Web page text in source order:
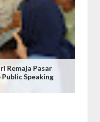
Remaja Pasar
Speaking